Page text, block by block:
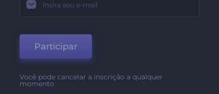
Participar
Você pode cancelar a inscrição a qualquer
momento